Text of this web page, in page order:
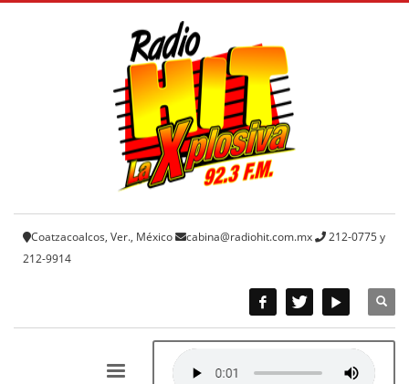
Coatzacoalcos, Ver., México cabina@radiohit.com.mx
212-0775 y
212-9914